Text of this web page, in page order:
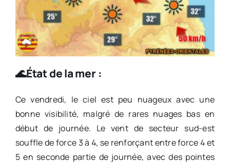
🌊État de la mer :
Ce vendredi, le ciel est peu nuageux avec une
bonne visibilité, malgré de rares nuages bas en
début de journée. Le vent de secteur sud-est
souffle de force 3 à 4, se renforçant entre force 4 et
5 en seconde partie de journée, avec des pointes